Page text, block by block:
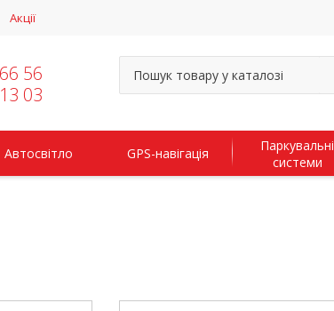
Акції
56
03
Автосвітло GPS-навігація
Паркувальні
системи